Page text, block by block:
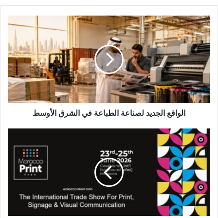
الواقع
الجديد
لصناعة
الطباعة
في
الشرق
الأوسط
الواقع الجديد لصناعة الطباعة في الشرق الأوسط
معرض
Morocco
Print
Expo
يستعد
لتعزيز
قطاع
الطباعة
واللافتات